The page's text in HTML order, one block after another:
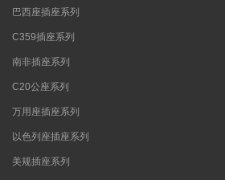
巴西座插座系列
C359插座系列
南非插座系列
C20公座系列
万用座插座系列
以色列座插座系列
美规插座系列